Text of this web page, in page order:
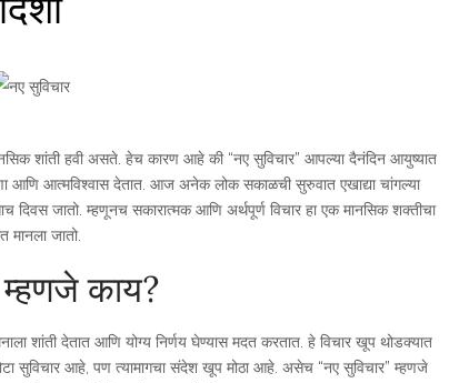
शांती हवी असते. हेच कारण आहे की “नए सुविचार” आपल्या दैनंदिन आयुष्यात
आणि आत्मविश्वास देतात. आज अनेक लोक सकाळची सुरुवात एखाद्या चांगल्या
दिवस जातो. म्हणूनच सकारात्मक आणि अर्थपूर्ण विचार हा एक मानसिक शक्तीचा
मानला जातो.
म्हणजे काय?
शांती देतात आणि योग्य निर्णय घेण्यास मदत करतात. हे विचार खूप थोडक्यात
सुविचार आहे, पण त्यामागचा संदेश खूप मोठा आहे. असेच “नए सुविचार” म्हणजे